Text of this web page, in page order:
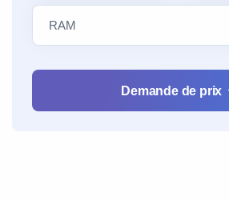
Demande de prix